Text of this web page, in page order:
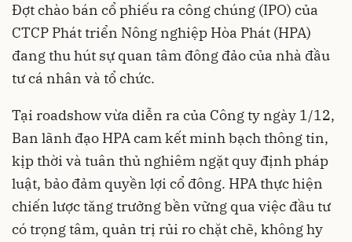
Đợt chào bán cổ phiếu ra công chúng (IPO) của
CTCP Phát triển Nông nghiệp Hòa Phát (HPA)
đang thu hút sự quan tâm đông đảo của nhà đầu
tư cá nhân và tổ chức.
Tại roadshow vừa diễn ra của Công ty ngày 1/12,
Ban lãnh đạo HPA cam kết minh bạch thông tin,
kịp thời và tuân thủ nghiêm ngặt quy định pháp
luật, bảo đảm quyền lợi cổ đông. HPA thực hiện
chiến lược tăng trưởng bền vững qua việc đầu tư
có trọng tâm, quản trị rủi ro chặt chẽ, không hy